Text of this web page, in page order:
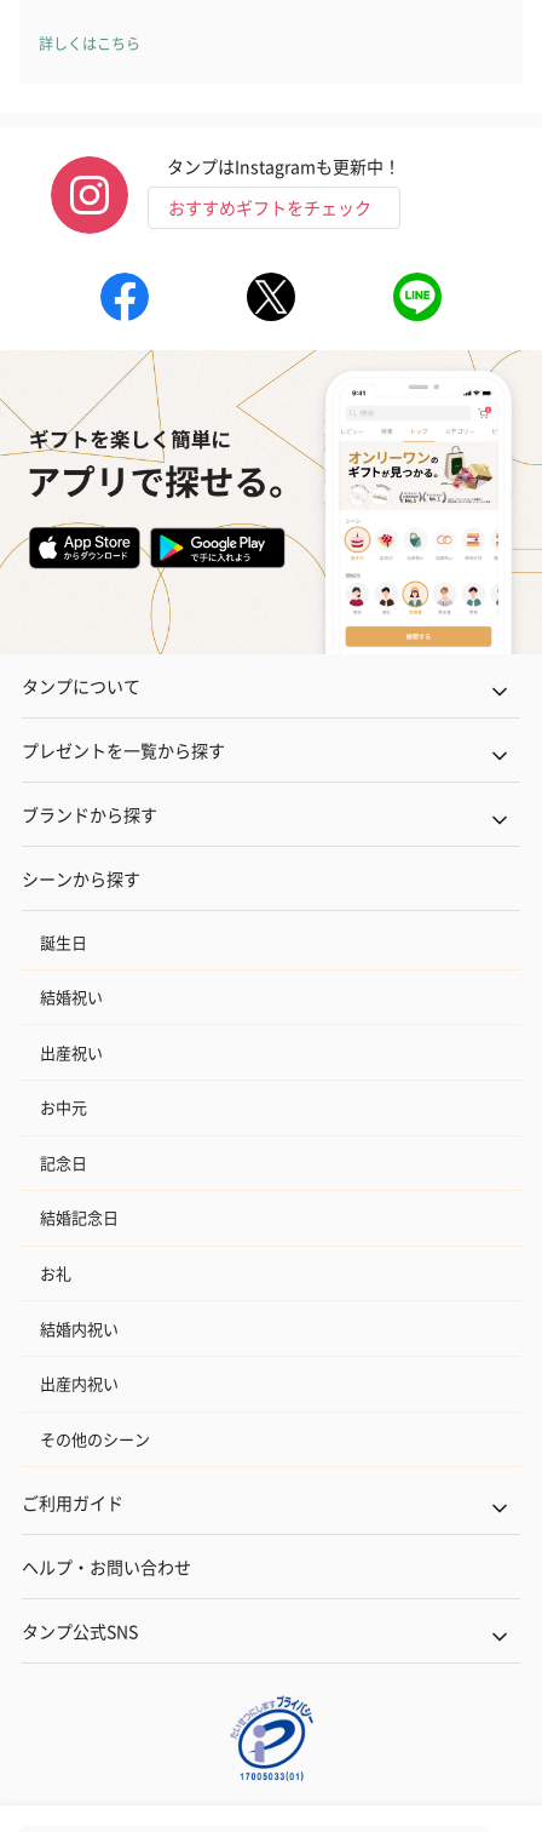
※20歳未満の方への酒類の販売はいたしません。
プレミアムビール イネ
ディット（712円）
酔鯨 純米吟醸 吟麗
（704円）
実楽山田錦
酒（655円）
おつまみ・その他
お酒にぴったりのおつまみ・サプリを同梱してお届けいたしま
す。
いぶりがっことチーズ
のオイル漬（981円）
ごろっとうまみ チーズ
のオイル漬（塩麹&レモ
ン）（981円）
しょっつるナ
詳しくはこちら
タンプはInstagramも更新中！
おすすめギフトをチェック
タンプについて
プレゼントを一覧から探す
ブランドから探す
シーンから探す
誕生日
結婚祝い
出産祝い
お中元
記念日
結婚記念日
お礼
結婚内祝い
出産内祝い
その他のシーン
ご利用ガイド
ヘルプ・お問い合わせ
タンプ公式SNS